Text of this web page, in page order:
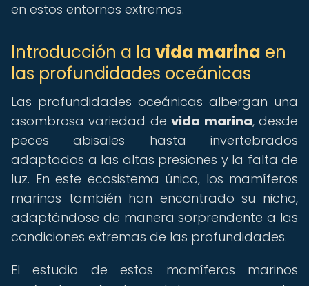
en estos entornos extremos.
Introducción a la vida marina en
las profundidades oceánicas
Las profundidades oceánicas albergan una
asombrosa variedad devida marina, desde
peces abisales hasta invertebrados
adaptados a las altas presiones y la falta de
luz. En este ecosistema único, los mamíferos
marinos también han encontrado su nicho,
adaptándose de manera sorprendente a las
condiciones extremas de las profundidades.
El estudio de estos mamíferos marinos